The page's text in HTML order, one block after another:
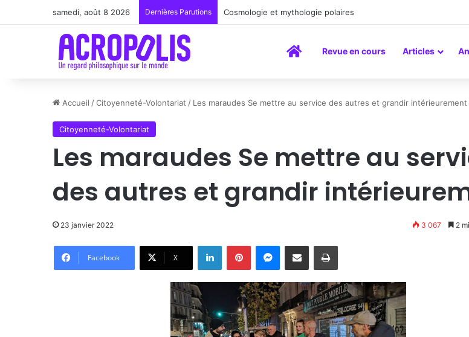
samedi, août 8 2026 Dernières Parutions Renoir : la peinture comme un art du lien
AccueilRevue en cours Articles
Accueil /Citoyenneté-Volontariat / Les maraudes Se mettre au service des autres et grandir intérieurement
Citoyenneté-Volontariat
Les maraudes Se mettre au
des autres et grandir
23 janvier 2022 3 067 2
Facebook X
LinkedinPinterestMessenger
Partager par email Imprimer